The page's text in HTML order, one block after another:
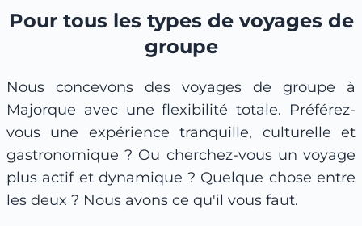
Pour tous les types de voyages de
groupe
Nous concevons des voyages de groupe à
Majorque avec une flexibilité totale. Préférez-
vous une expérience tranquille, culturelle et
gastronomique ? Ou cherchez-vous un voyage
plus actif et dynamique ? Quelque chose entre
les deux ? Nous avons ce qu'il vous faut.